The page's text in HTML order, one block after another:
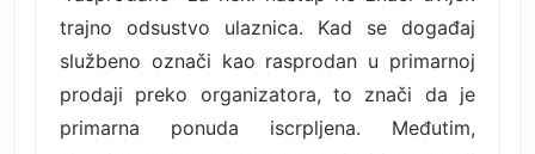
trajno odsustvo ulaznica. Kad se događaj
službeno označi kao rasprodan u primarnoj
prodaji preko organizatora, to znači da je
primarna ponuda iscrpljena. Međutim,